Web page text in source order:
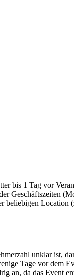
bis 1 Tag vor
Geschäftszeiten
beliebigen
unklar ist,
Tage vor dem
an, da das Event